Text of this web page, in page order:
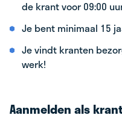
de krant voor 09:00
Je bent minimaal 15
Je vindt kranten
werk!
Aanmelden als